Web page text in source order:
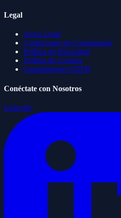
Legal
Aviso Legal
Condiciones de Contratación
Política de Privacidad
Política de Cookies
Cumplimiento GDPR
Conéctate con Nosotros
LinkedIn